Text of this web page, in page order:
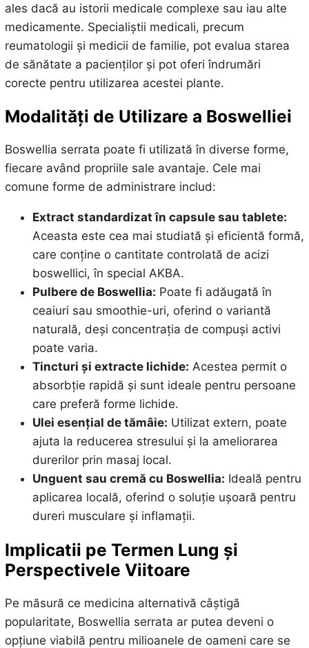
ales dacă au istorii medicale complexe sau iau alte
medicamente. Specialiștii medicali, precum
reumatologii și medicii de familie, pot evalua starea
de sănătate a pacienților și pot oferi îndrumări
corecte pentru utilizarea acestei plante.
Modalități de Utilizare a Boswelliei
Boswellia serrata poate fi utilizată în diverse forme,
fiecare având propriile sale avantaje. Cele mai
comune forme de administrare includ:
Extract standardizat în capsule sau tablete:
Aceasta este cea mai studiată și eficientă formă,
care conține o cantitate controlată de acizi
boswellici, în special AKBA.
Pulbere de Boswellia: Poate fi adăugată în
ceaiuri sau smoothie-uri, oferind o variantă
naturală, deși concentrația de compuși activi
poate varia.
Tincturi și extracte lichide: Acestea permit o
absorbție rapidă și sunt ideale pentru persoane
care preferă forme lichide.
Ulei esențial de tămâie: Utilizat extern, poate
ajuta la reducerea stresului și la ameliorarea
durerilor prin masaj local.
Unguent sau cremă cu Boswellia: Ideală pentru
aplicarea locală, oferind o soluție ușoară pentru
dureri musculare și inflamații.
Implicatii pe Termen Lung și
Perspectivele Viitoare
Pe măsură ce medicina alternativă câștigă
popularitate, Boswellia serrata ar putea deveni o
opțiune viabilă pentru milioanele de oameni care se